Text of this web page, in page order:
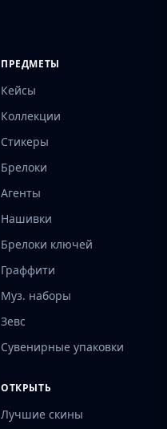
ПРЕДМЕТЫ
Кейсы
Коллекции
Стикеры
Брелоки
Агенты
Нашивки
Брелоки ключей
Граффити
Муз. наборы
Зевс
Сувенирные упаковки
ОТКРЫТЬ
Лучшие скины